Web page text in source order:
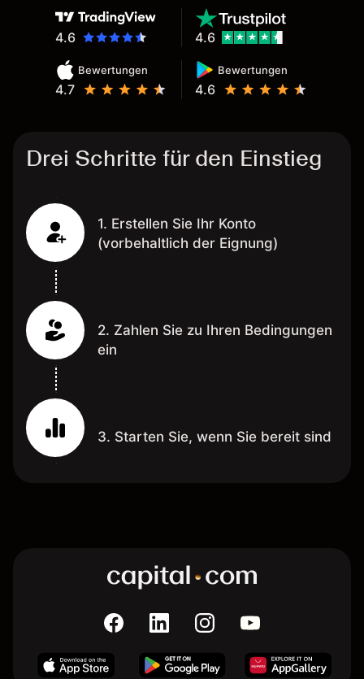
4.6
Bewertungen
4.7
Bewertungen
4.6
4.6
Drei Schritte für den Einstieg
1. Erstellen Sie Ihr Konto
(vorbehaltlich der Eignung)
2. Zahlen Sie zu Ihren Bedingungen
ein
3. Starten Sie, wenn Sie bereit sind